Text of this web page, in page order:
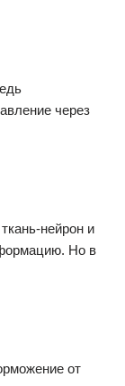
через
нейрон и
Но в
от